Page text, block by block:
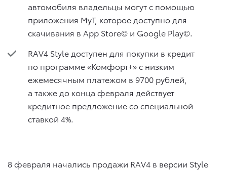
автомобиля владельцы могут с помощью
приложения MyT, которое доступно для
скачивания в App Store© и Google Play©.
RAV4 Style доступен для покупки в кредит
по программе «Комфорт+» с низким
ежемесячным платежом в 9700 рублей,
а также до конца февраля действует
кредитное предложение со специальной
ставкой 4%.
8 февраля начались продажи RAV4 в версии Style